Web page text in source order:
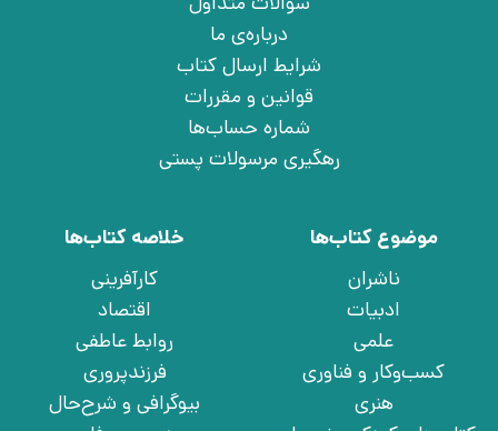
درباره‌ی ما
شرایط ارسال کتاب
قوانین و مقررات
شماره حساب‌ها
رهگیری مرسولات پستی
موضوع کتاب‌ها
ناشران
ادبیات
علمی
کسب‌وکار و فناوری
هنری
خلاصه کتاب‌ها
کارآفرینی
اقتصاد
روابط عاطفی
فرزندپروری
بیوگرافی و شرح‌حال